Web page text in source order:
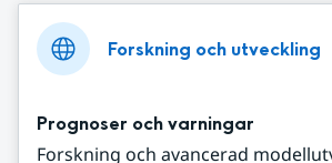
Forskning och utveckling
Prognoser och varningar
Forskning och avancerad